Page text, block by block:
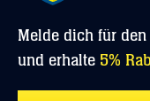
Melde dich für
und erhalte 5%